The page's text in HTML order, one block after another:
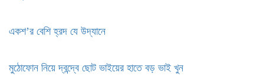
একশ’র বেশি হ্রদ যে উদ্যানে
মুঠোফোন নিয়ে দ্বন্দ্বে ছোট ভাইয়ের হাতে বড় ভাই খুন